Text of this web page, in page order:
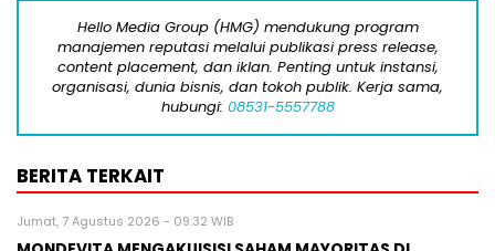
Hello Media Group (HMG) mendukung program
manajemen reputasi melalui publikasi press release,
content placement, dan iklan. Penting untuk instansi,
organisasi, dunia bisnis, dan tokoh publik. Kerja sama,
hubungi: 08531-5557788
BERITA TERKAIT
Jumat, 7 Agustus 2026 - 09:32 WIB